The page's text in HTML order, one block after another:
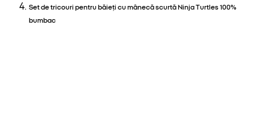
Set de tricouri pentru băieți cu mânecă scurtă Ninja Turtles 100%
bumbac